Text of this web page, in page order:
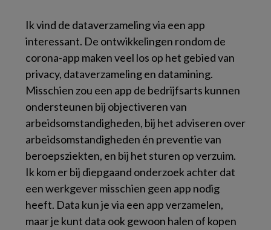
Ik vind de dataverzameling via een app
interessant. De ontwikkelingen rondom de
corona-app maken veel los op het gebied van
privacy, dataverzameling en datamining.
Misschien zou een app de bedrijfsarts kunnen
ondersteunen bij objectiveren van
arbeidsomstandigheden, bij het adviseren over
arbeidsomstandigheden én preventie van
beroepsziekten, en bij het sturen op verzuim.
Ik kom er bij diepgaand onderzoek achter dat
een werkgever misschien geen app nodig
heeft. Data kun je via een app verzamelen,
maar je kunt data ook gewoon halen of kopen